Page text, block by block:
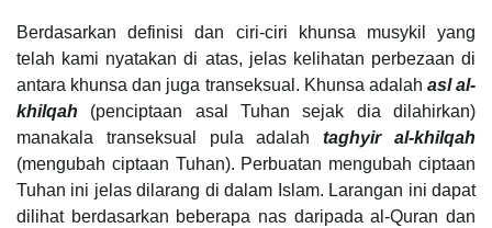
Berdasarkan definisi dan ciri-ciri khunsa musykil yang
telah kami nyatakan di atas, jelas kelihatan perbezaan di
antara khunsa dan juga transeksual. Khunsa adalah asl al-
khilqah (penciptaan asal Tuhan sejak dia dilahirkan)
manakala transeksual pula adalahtaghyir al-khilqah
(mengubah ciptaan Tuhan). Perbuatan mengubah ciptaan
Tuhan ini jelas dilarang di dalam Islam. Larangan ini dapat
dilihat berdasarkan beberapa nas daripada al-Quran dan